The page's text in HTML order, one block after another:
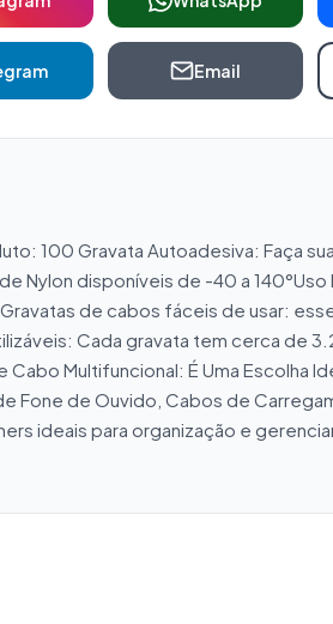
Email
100 Gravata Autoadesiva: Faça
disponíveis de -40 a 140°Uso
de cabos fáceis de usar:
Cada gravata tem cerca de
Multifuncional: É Uma Escolha
Fone de Ouvido, Cabos de
ideais para organização e